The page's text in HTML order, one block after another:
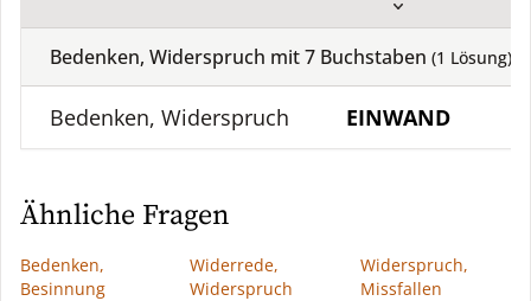
Bedenken, Widerspruch mit7 Buchstaben (1 Lösung)
Bedenken, Widerspruch EINWAND
Ähnliche Fragen
Bedenken,
Besinnung
Widerrede,
Widerspruch
Widerspruch,
Missfallen